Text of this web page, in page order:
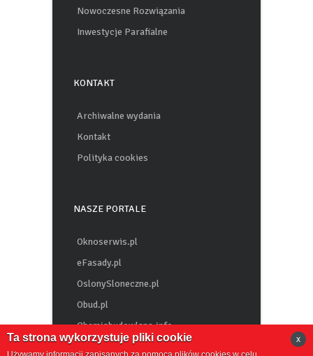
Nowoczesne Rozwiązania
Inwestycje Parafialne
KONTAKT
Archiwalne wydania
Kontakt
Polityka cookies
NASZE PORTALE
Oknoserwis.pl
eFasady.pl
OslonySloneczne.pl
Obud.pl
Chemiabudowlana.info
Ta strona wykorzystuje pliki cookie
x